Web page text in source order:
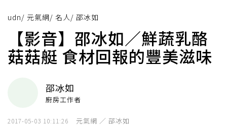
udn/ 元氣網/ 名人/ 邵冰如
【影音】邵冰如／鮮蔬乳酪
菇菇艇 食材回報的豐美滋味
邵冰如
廚房工作者
2017-05-03 10:11:26 元氣網 ／ 邵冰如